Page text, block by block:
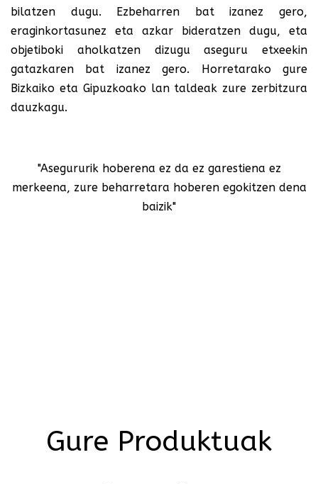
bilatzen dugu. Ezbeharren bat izanez gero,
eraginkortasunez eta azkar bideratzen dugu, eta
objetiboki aholkatzen dizugu aseguru etxeekin
gatazkaren bat izanez gero. Horretarako gure
Bizkaiko eta Gipuzkoako lan taldeak zure zerbitzura
dauzkagu.
"Asegururik hoberena ez da ez garestiena ez
merkeena, zure beharretara hoberen egokitzen dena
baizik"
Gure Produktuak